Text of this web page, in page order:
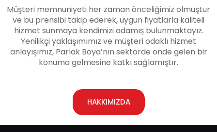
Müşteri memnuniyeti her zaman önceliğimiz olmuştur
ve bu prensibi takip ederek, uygun fiyatlarla kaliteli
hizmet sunmaya kendimizi adamış bulunmaktayız.
Yenilikçi yaklaşımımız ve müşteri odaklı hizmet
anlayışımız, Parlak Boya’nın sektörde önde gelen bir
konuma gelmesine katkı sağlamıştır.
HAKKIMIZDA